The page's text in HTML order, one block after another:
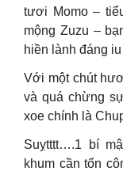
tươi Momo –
mộng Zuzu –
hiền lành đáng iu
Với một chút
và quá chừng
xoe chính là
Suỵtttt….1 bí
khum cần tốn